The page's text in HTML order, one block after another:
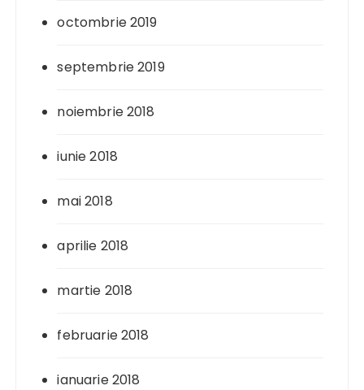
octombrie 2019
septembrie 2019
noiembrie 2018
iunie 2018
mai 2018
aprilie 2018
martie 2018
februarie 2018
ianuarie 2018